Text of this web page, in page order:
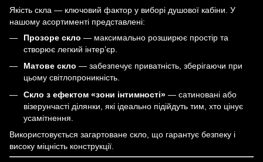
Якість скла — ключовий фактор у виборі душової кабіни. У
нашому асортименті представлені:
Прозоре скло — максимально розширює простір та
створює легкий інтер’єр.
Матове скло — забезпечує приватність, зберігаючи при
цьому світлопроникність.
Скло з ефектом «зони інтимності» — сатиновані або
візерунчасті ділянки, які ідеально підійдуть тим, хто цінує
усамітнення.
Використовується загартоване скло, що гарантує безпеку і
високу міцність конструкції.